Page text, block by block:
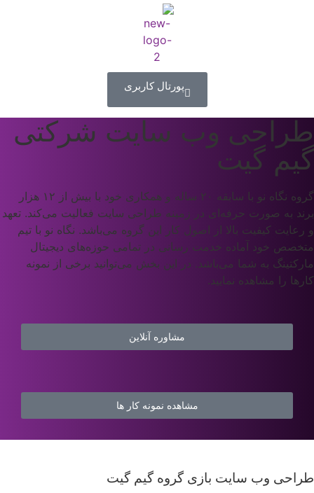
پورتال کاربری
طراحی وب سایت شرکتی
گیم گیت
گروه نگاه نو با سابقه‌ ۲۰ ساله‌ و همکاری خود با بیش از ۱۲ هزار
برند به صورت حرفه‌ای در زمینه طراحی سایت فعالیت می‌کند. تعهد
و رعایت کیفیت بالا از اصول کار این گروه می‌باشد. نگاه نو با تیم
متخصص خود آماده خدمت رسانی در تمامی حوزه‌های دیجیتال
مارکتینگ به شما می‌باشد. در این بخش می‌توانید برخی از نمونه
کارها را مشاهده نمایید.
مشاوره آنلاین
مشاهده نمونه کار ها
طراحی وب سایت بازی گروه گیم گیت